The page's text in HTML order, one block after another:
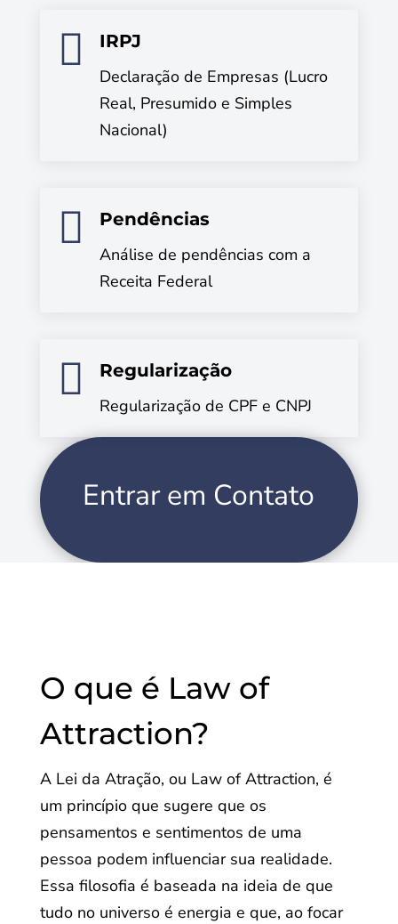

IRPJ
Declaração de Empresas (Lucro
Real, Presumido e Simples
Nacional)

Pendências
Análise de pendências com a
Receita Federal

Regularização
Regularização de CPF e CNPJ
Entrar em Contato
O que é Law of
Attraction?
A Lei da Atração, ou Law of Attraction, é
um princípio que sugere que os
pensamentos e sentimentos de uma
pessoa podem influenciar sua realidade.
Essa filosofia é baseada na ideia de que
tudo no universo é energia e que, ao focar